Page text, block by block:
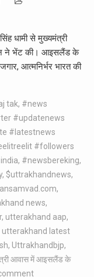
धामी से मुख्यमंत्री
ने भेंट की। आइसलैंड के
आत्मनिर्भर भारत की
tak, #news
#updatenews
#latestnews
#followers
, #newsbereking,
, $uttrakhandnews,
,
news,
, utterakhand aap,
utterakhand latest
, Uttrakhandbjp,
आवास में आइसलैंड के